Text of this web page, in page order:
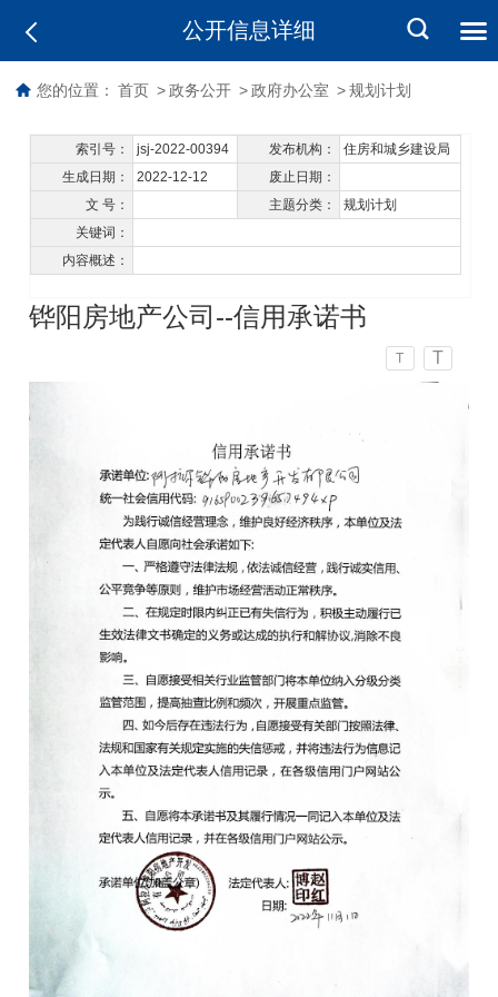
公开信息详细
您的位置： 首页 > 政务公开 > 政府办公室 > 规划计划
索引号： jsj-2022-00394 发布机构：
住房和城乡建设局
生成日期：
2022-12-12
废止日期：
文 号：
主题分类：
规划计划
关键词：
内容概述：
铧阳房地产公司--信用承诺书
T T